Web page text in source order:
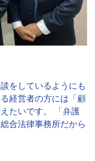
をしているようにも
経営者の方には「顧
たいです。 「弁護
合法律事務所だから